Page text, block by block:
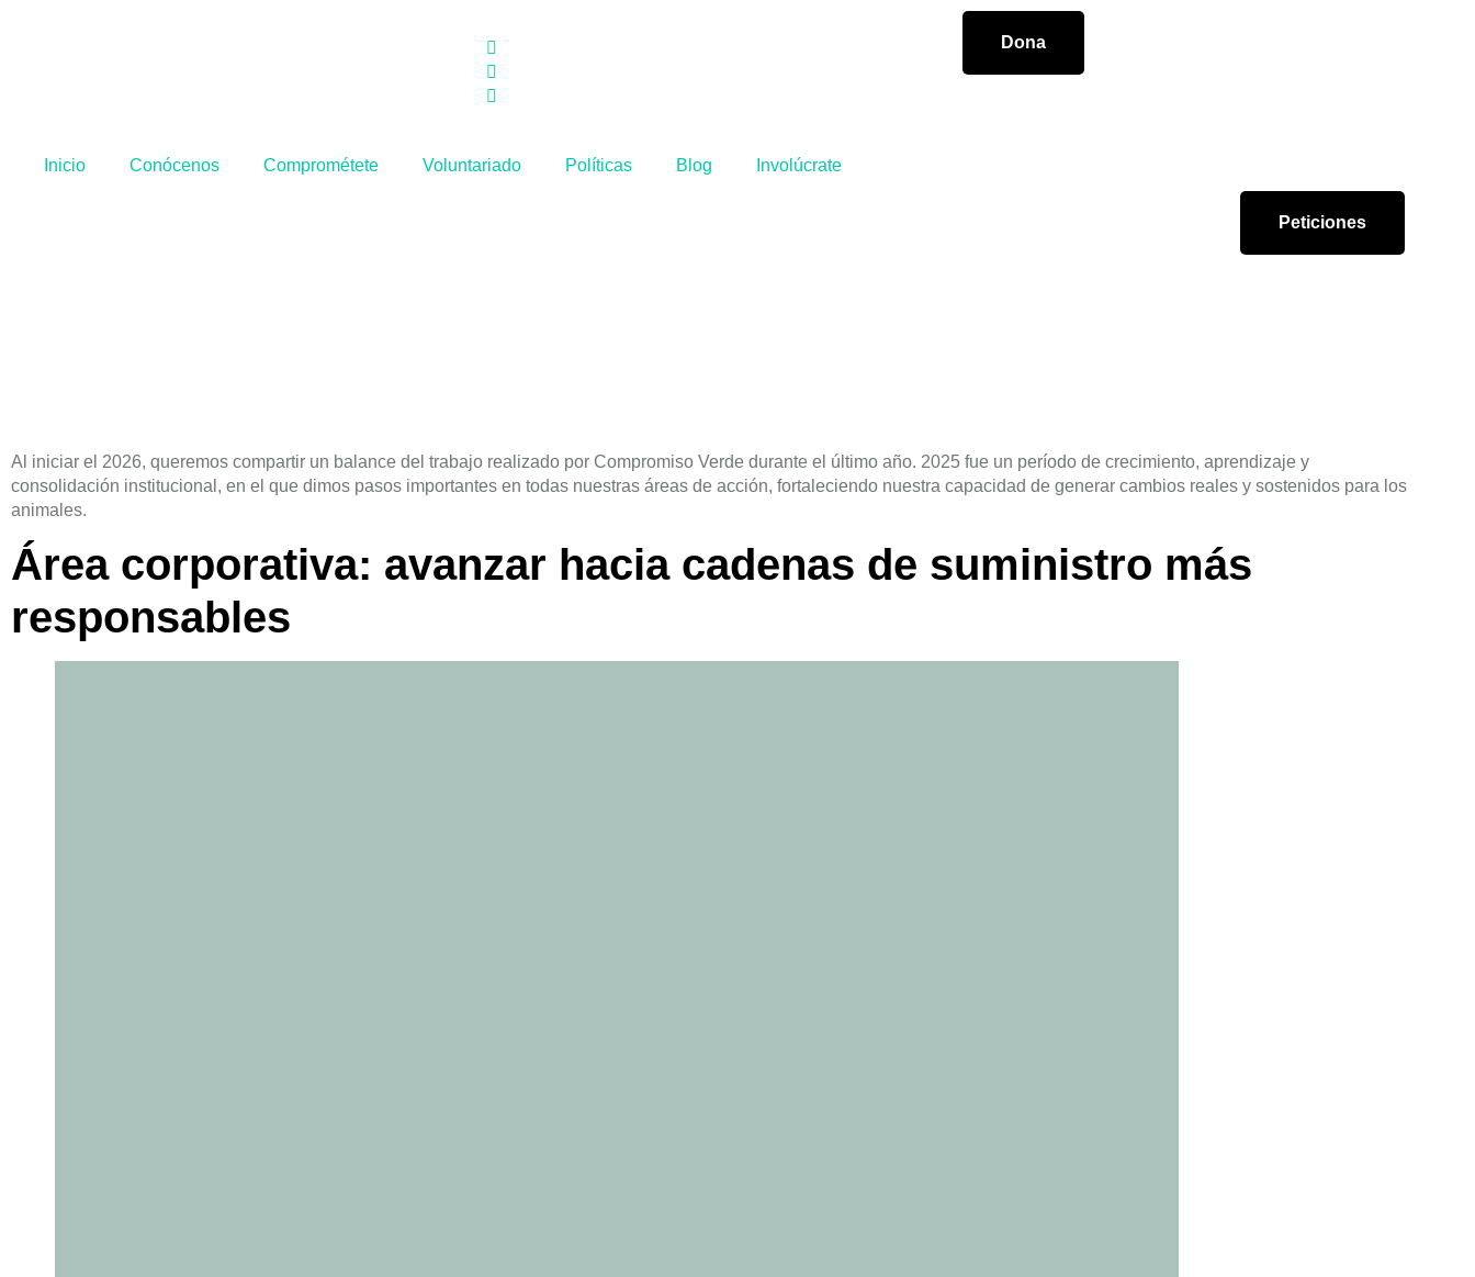
Dona
Inicio Conócenos Comprométete Voluntariado Políticas Blog Involúcrate
Peticiones
Al iniciar el 2026, queremos compartir un balance del trabajo realizado por Compromiso Verde durante el último año. 2025 fue un período de crecimiento, aprendizaje y
consolidación institucional, en el que dimos pasos importantes en todas nuestras áreas de acción, fortaleciendo nuestra capacidad de generar cambios reales y sostenidos para los
animales.
Área corporativa: avanzar hacia cadenas de suministro más
responsables